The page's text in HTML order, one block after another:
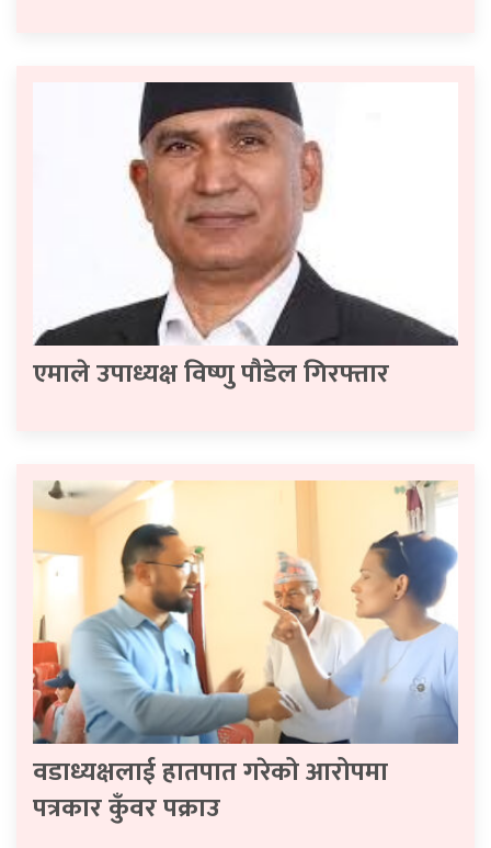
एमाले उपाध्यक्ष विष्णु पौडेल गिरफ्तार
वडाध्यक्षलाई हातपात गरेको आरोपमा
पत्रकार कुँवर पक्राउ